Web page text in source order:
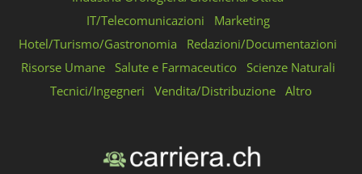
IT/Telecomunicazioni
Marketing
Hotel/Turismo/Gastronomia
Redazioni/Documentazioni
Risorse Umane
Salute e Farmaceutico
Scienze Naturali
Tecnici/Ingegneri
Vendita/Distribuzione Altro